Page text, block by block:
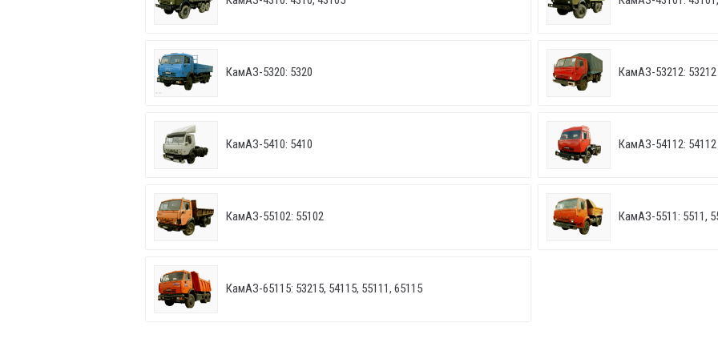
КамАЗ-5320: 5320 КамАЗ-53212: 53212
КамАЗ-5410: 5410 КамАЗ-54112: 54112
КамАЗ-55102: 55102 КамАЗ-5511: 5511,
КамАЗ-65115: 53215, 54115, 55111, 65115